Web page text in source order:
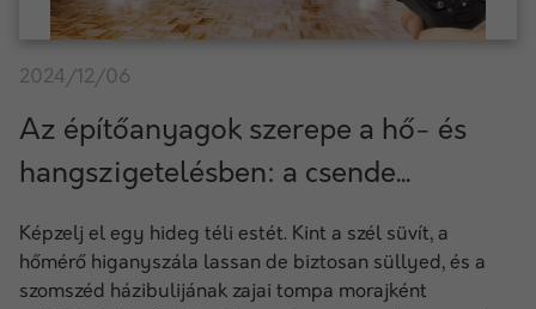
2024/12/06
Az építőanyagok szerepe a hő- és
hangszigetelésben: a csende...
Képzelj el egy hideg téli estét. Kint a szél süvít, a
hőmérő higanyszála lassan de biztosan süllyed, és a
szomszéd házibulijának zajai tompa morajként